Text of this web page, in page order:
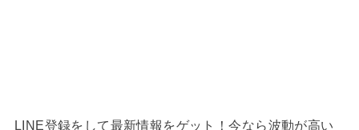
LINE登録をして最新情報をゲット！今なら波動が高い